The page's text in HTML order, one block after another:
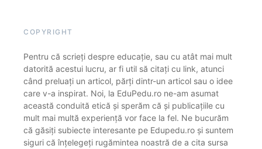
COPYRIGHT
Pentru că scrieți despre educație, sau cu atât mai mult
datorită acestui lucru, ar fi util să citați cu link, atunci
când preluați un articol, părți dintr-un articol sau o idee
care v-a inspirat. Noi, la EduPedu.ro ne-am asumat
această conduită etică și sperăm că și publicațiile cu
mult mai multă experiență vor face la fel. Ne bucurăm
că găsiți subiecte interesante pe Edupedu.ro și suntem
siguri că înțelegeți rugămintea noastră de a cita sursa